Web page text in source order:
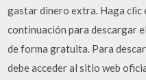
gastar dinero extra. Haga clic
continuación para descargar
de forma gratuita. Para
debe acceder al sitio web